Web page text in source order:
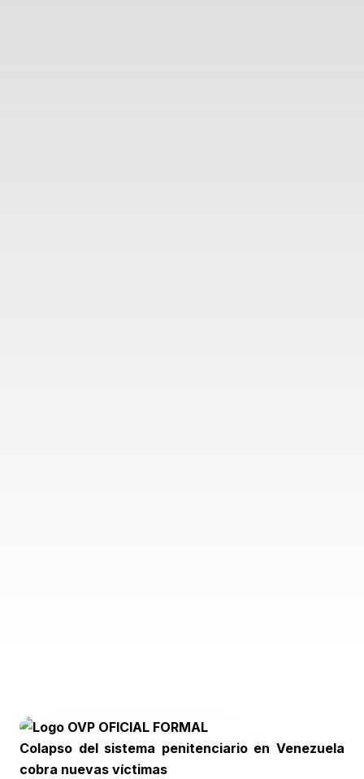
Colapso del sistema penitenciario en Venezuela
cobra nuevas víctimas